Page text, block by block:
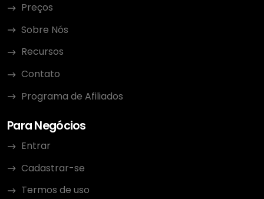
Preços
Sobre Nós
Recursos
Contato
Programa de Afiliados
Para Negócios
Entrar
Cadastrar-se
Termos de uso